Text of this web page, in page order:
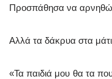
Προσπάθησα να
Αλλά τα δάκρυα στα
«Τα παιδιά μου θα τα